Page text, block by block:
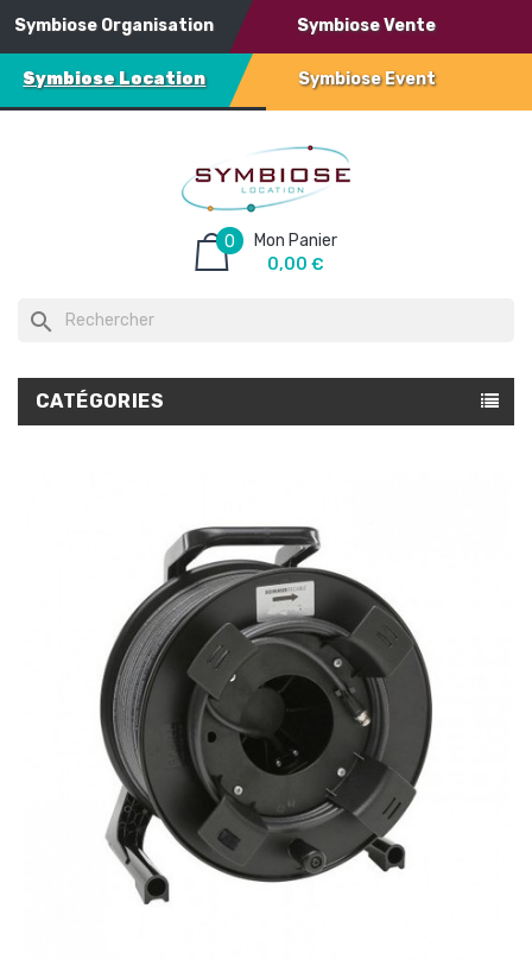
Symbiose Organisation Symbiose Vente
Symbiose Location Symbiose Event
Mon Panier
0
0,00 €
search
CATÉGORIES